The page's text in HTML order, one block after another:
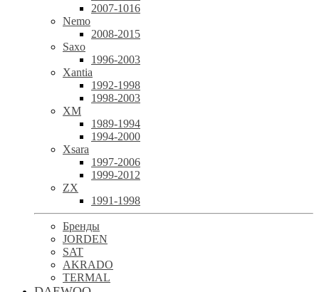
2007-1016
Nemo
2008-2015
Saxo
1996-2003
Xantia
1992-1998
1998-2003
XM
1989-1994
1994-2000
Xsara
1997-2006
1999-2012
ZX
1991-1998
Бренды
JORDEN
SAT
AKRADO
TERMAL